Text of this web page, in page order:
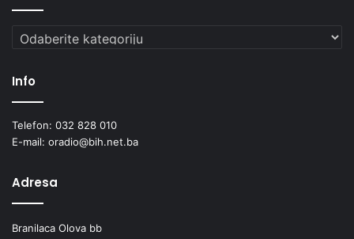
Kategorije
Info
Telefon: 032 828 010
E-mail: oradio@bih.net.ba
Adresa
Branilaca Olova bb